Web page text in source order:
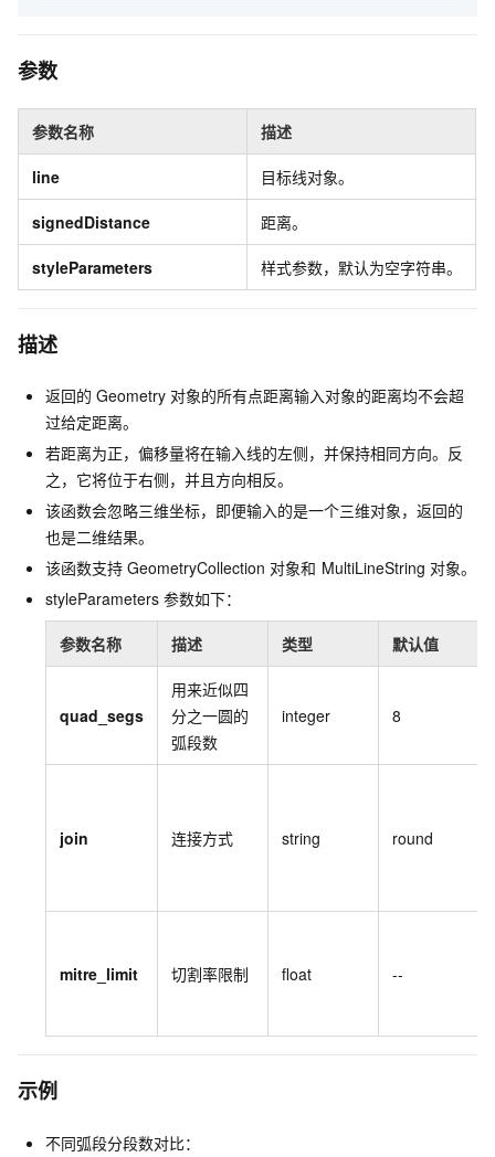
参数
参数名称 描述
line 目标线对象。
signedDistance 距离。
styleParameters 样式参数，默认为空字符串。
描述
返回的 Geometry 对象的所有点距离输入对象的距离均不会超
过给定距离。
若距离为正，偏移量将在输入线的左侧，并保持相同方向。反
之，它将位于右侧，并且方向相反。
该函数会忽略三维坐标，即便输入的是一个三维对象，返回的
也是二维结果。
该函数支持 GeometryCollection 对象和 MultiLineString 对象。
styleParameters 参数如下：
参数名称 描述 类型 默认值
quad_segs
用来近似四
分之一圆的
弧段数
integer 8
join 连接方式 string round
mitre_limit 切割率限制 float --
示例
不同弧段分段数对比：